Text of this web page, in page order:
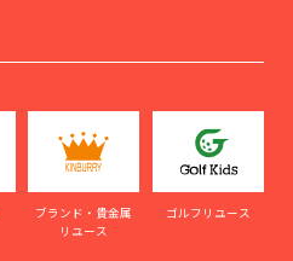
ブランド・貴金属
リユース
ゴルフリユース